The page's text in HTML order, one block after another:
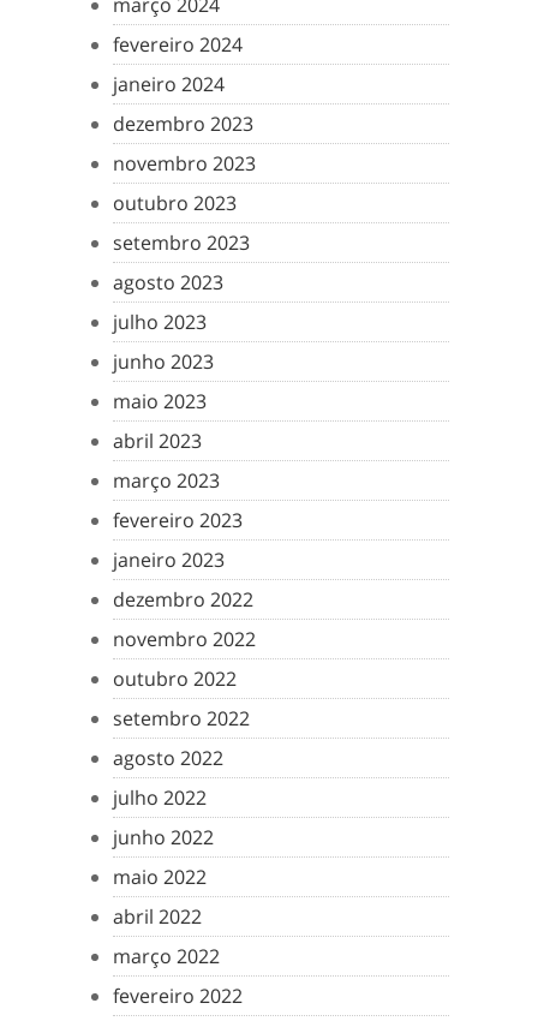
fevereiro 2024
janeiro 2024
dezembro 2023
novembro 2023
outubro 2023
setembro 2023
agosto 2023
julho 2023
junho 2023
maio 2023
abril 2023
março 2023
fevereiro 2023
janeiro 2023
dezembro 2022
novembro 2022
outubro 2022
setembro 2022
agosto 2022
julho 2022
junho 2022
maio 2022
abril 2022
março 2022
fevereiro 2022